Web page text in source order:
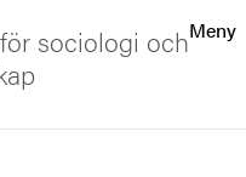
Meny
sociologi och